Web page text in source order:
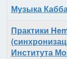
Музыка
Практики
Института